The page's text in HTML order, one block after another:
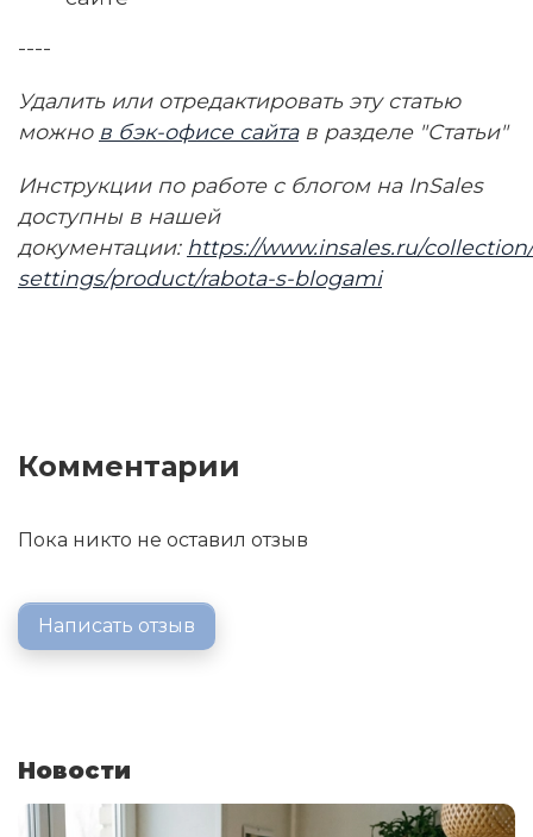
----
Удалить или отредактировать эту статью
можно в бэк-офисе сайтав разделе "Статьи"
Инструкции по работе с блогом на InSales
доступны в нашей
документации: https://www.insales.ru/
settings/product/rabota-s-blogami
Комментарии
Пока никто не оставил отзыв
Написать отзыв
Новости